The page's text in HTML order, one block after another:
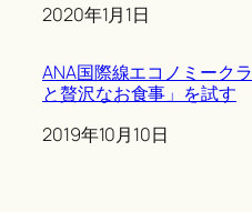
Date
2020年1月1日
ANA国際線エコノミーク
と贅沢なお食事」を試す
Date
2019年10月10日